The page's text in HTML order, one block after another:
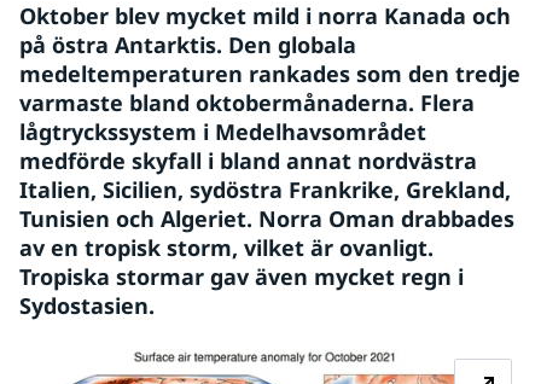
Oktober blev mycket mild i norra Kanada och
på östra Antarktis. Den globala
medeltemperaturen rankades som den tredje
varmaste bland oktobermånaderna. Flera
lågtryckssystem i Medelhavsområdet
medförde skyfall i bland annat nordvästra
Italien, Sicilien, sydöstra Frankrike, Grekland,
Tunisien och Algeriet. Norra Oman drabbades
av en tropisk storm, vilket är ovanligt.
Tropiska stormar gav även mycket regn i
Sydostasien.